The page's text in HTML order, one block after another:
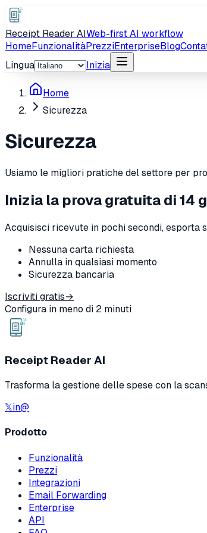
Receipt Reader AIWeb-first AI workflow
HomeFunzionalitàPrezziEnterpriseBlog
Lingua
Inizia
Home
Sicurezza
Sicurezza
Usiamo le migliori pratiche del settore per
Inizia la prova gratuita di 14
Acquisisci ricevute in pochi secondi, esporta
Nessuna carta richiesta
Annulla in qualsiasi momento
Sicurezza bancaria
Iscriviti gratis→
Configura in meno di 2 minuti
Receipt Reader AI
Trasforma la gestione delle spese con la
𝕏in@
Prodotto
Funzionalità
Prezzi
Integrazioni
Email Forwarding
Enterprise
API